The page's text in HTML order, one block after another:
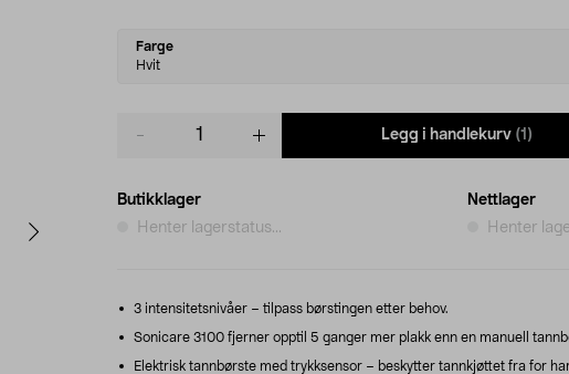
Select
variant
Farge
Hvit
Legg i handlekurv (1)
Butikklager
Henter lagerstatus...
Nettlager
Henter
3 intensitetsnivåer – tilpass børstingen etter behov.
Sonicare 3100 fjerner opptil 5 ganger mer plakk enn en manuell
Elektrisk tannbørste med trykksensor – beskytter tannkjøttet fra for